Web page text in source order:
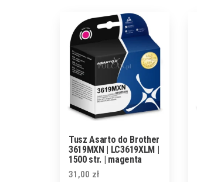
Tusz Asarto do Brother
3619MXN | LC3619XLM |
1500 str. | magenta
31,00 zł